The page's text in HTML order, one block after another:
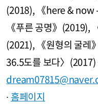
(2018), 《here & now
《푸른 공명》(2019),
(2021), 《원형의 굴레
36.5도를 보다〉(2017)
∙ 홈페이지